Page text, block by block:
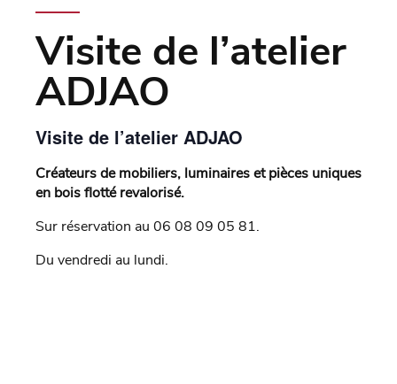
Visite de l’atelier
ADJAO
Visite de l’atelier ADJAO
Créateurs de mobiliers, luminaires et pièces uniques
en bois flotté revalorisé.
Sur réservation au 06 08 09 05 81.
Du vendredi au lundi.